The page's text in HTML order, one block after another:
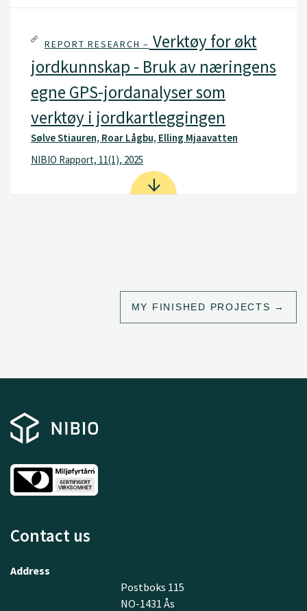
REPORT RESEARCH – Verktøy for økt
jordkunnskap - Bruk av næringens
egne GPS-jordanalyser som
verktøy i jordkartleggingen
Sølve Stiauren, Roar Lågbu, Elling Mjaavatten
NIBIO Rapport, 11(1), 2025
MY FINISHED PROJECTS
Contact us
Address
Postboks 115
NO-1431 Ås